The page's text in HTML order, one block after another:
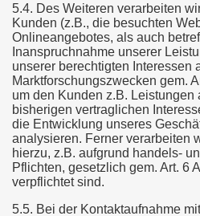
5.4. Des Weiteren verarbeiten
Kunden (z.B., die besuchten
Onlineangebotes, als auch
Inanspruchnahme unserer
unserer berechtigten Interessen
Marktforschungszwecken gem.
um den Kunden z.B. Leistungen
bisherigen vertraglichen
die Entwicklung unseres
analysieren. Ferner verarbeiten
hierzu, z.B. aufgrund handels-
Pflichten, gesetzlich gem. Art. 6
verpflichtet sind.
5.5. Bei der Kontaktaufnahme